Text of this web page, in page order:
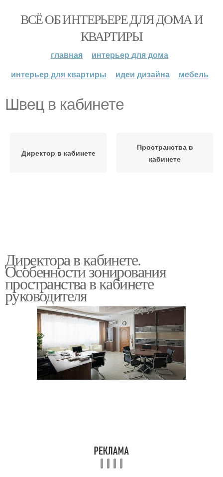
ВСЁ ОБ ИНТЕРЬЕРЕ ДЛЯ ДОМА И
КВАРТИРЫ
главная
интерьер для дома
интерьер для квартиры
идеи дизайна мебель
Швец в кабинете
Директор в кабинете
Пространства в
кабинете
Директора в кабинете.
Особенности зонирования
пространства в кабинете
руководителя